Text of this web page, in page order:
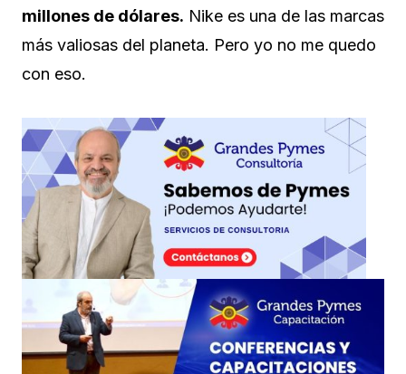
millones de dólares. Nike es una de las marcas
más valiosas del planeta. Pero yo no me quedo
con eso.